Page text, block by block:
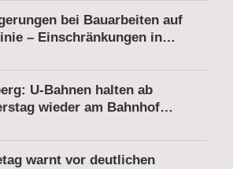
bei Bauarbeiten auf
– Einschränkungen in
U-Bahnen halten ab
wieder am Bahnhof
warnt vor deutlichen